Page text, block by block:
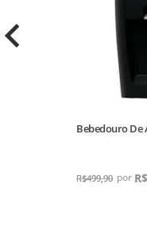
Bebedouro De
R$499,90